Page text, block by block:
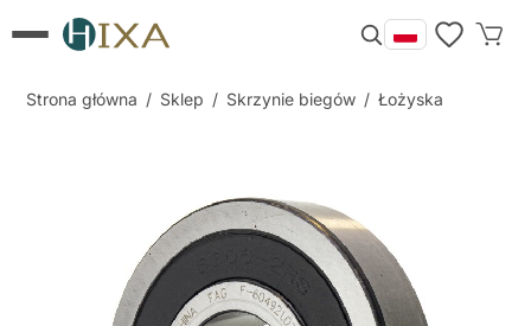
Strona główna / Sklep / Skrzynie biegów / Łożyska